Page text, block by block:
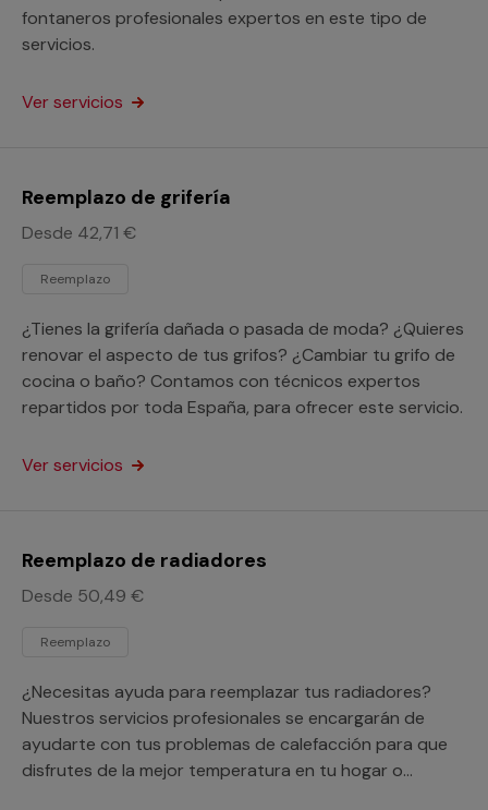
fontaneros profesionales expertos en este tipo de
servicios.
Ver servicios
Reemplazo de grifería
Desde 42,71 €
Reemplazo
¿Tienes la grifería dañada o pasada de moda? ¿Quieres
renovar el aspecto de tus grifos? ¿Cambiar tu grifo de
cocina o baño? Contamos con técnicos expertos
repartidos por toda España, para ofrecer este servicio.
Ver servicios
Reemplazo de radiadores
Desde 50,49 €
Reemplazo
¿Necesitas ayuda para reemplazar tus radiadores?
Nuestros servicios profesionales se encargarán de
ayudarte con tus problemas de calefacción para que
disfrutes de la mejor temperatura en tu hogar o